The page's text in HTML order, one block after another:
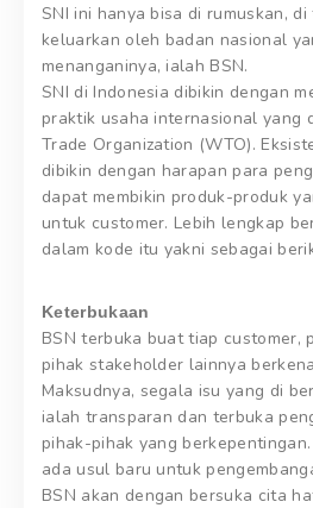
SNI ini hanya bisa di rumuskan,
keluarkan oleh badan nasional
menanganinya, ialah BSN.
SNI di Indonesia dibikin dengan
praktik usaha internasional yang
Trade Organization (WTO).
dibikin dengan harapan para
dapat membikin produk-produk
untuk customer. Lebih lengkap
dalam kode itu yakni sebagai
Keterbukaan
BSN terbuka buat tiap customer,
pihak stakeholder lainnya
Maksudnya, segala isu yang di
ialah transparan dan terbuka
pihak-pihak yang
ada usul baru untuk
BSN akan dengan bersuka cita